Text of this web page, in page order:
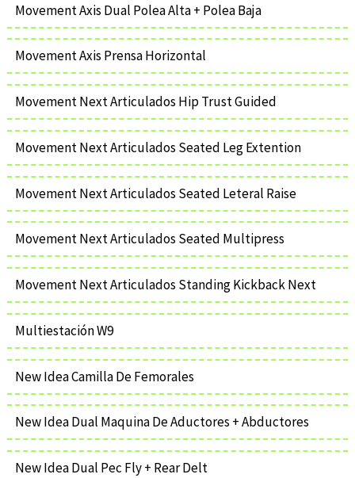
Movement Axis Dual Polea Alta + Polea Baja
Movement Axis Prensa Horizontal
Movement Next Articulados Hip Trust Guided
Movement Next Articulados Seated Leg Extention
Movement Next Articulados Seated Leteral Raise
Movement Next Articulados Seated Multipress
Movement Next Articulados Standing Kickback Next
Multiestación W9
New Idea Camilla De Femorales
New Idea Dual Maquina De Aductores + Abductores
New Idea Dual Pec Fly + Rear Delt